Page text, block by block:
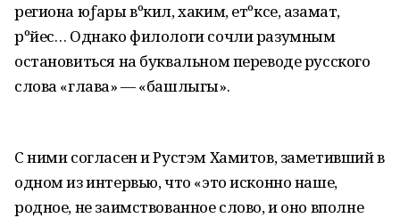
региона юƒары вºкил, хаким, етºксе, азамат,
рºйес… Однако филологи сочли разумным
остановиться на буквальном переводе русского
слова «глава» — «башлыгы».
С ними согласен и Рустэм Хамитов, заметивший в
одном из интервью, что «это исконно наше,
родное, не заимствованное слово, и оно вполне